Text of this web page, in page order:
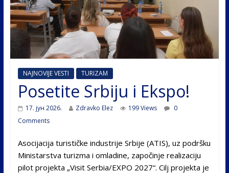
NAJNOVIJE VESTI TURIZAM
Posetite Srbiju i Ekspo!
17. јун 2026. Zdravko Elez 199 Views
0
Comments
Asocijacija turističke industrije Srbije (ATIS), uz podršku
Ministarstva turizma i omladine, započinje realizaciju
pilot projekta „Visit Serbia/EXPO 2027“. Cilj projekta je